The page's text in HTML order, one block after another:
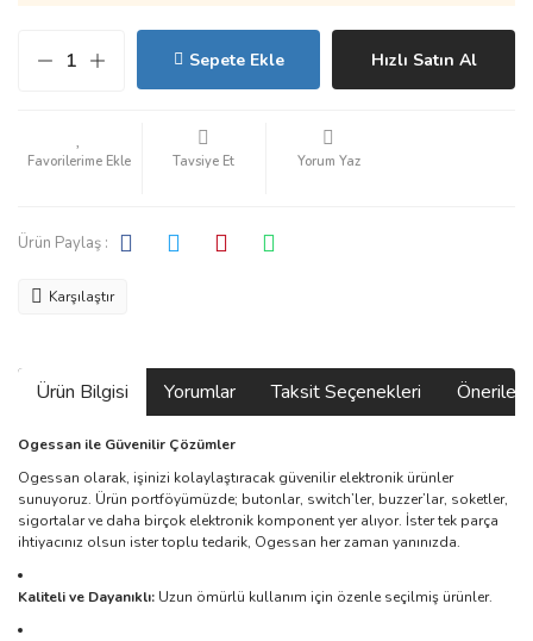
Sepete Ekle Hızlı Satın Al
Tavsiye Et Yorum Yaz
Ürün Paylaş :
Karşılaştır
Ürün Bilgisi Yorumlar Taksit Seçenekleri
Ogessan ile Güvenilir Çözümler
Ogessan olarak, işinizi kolaylaştıracak güvenilir elektronik ürünler
sunuyoruz. Ürün portföyümüzde; butonlar, switch’ler, buzzer’lar, soketler,
sigortalar ve daha birçok elektronik komponent yer alıyor. İster tek parça
ihtiyacınız olsun ister toplu tedarik, Ogessan her zaman yanınızda.
Kaliteli ve Dayanıklı: Uzun ömürlü kullanım için özenle seçilmiş ürünler.